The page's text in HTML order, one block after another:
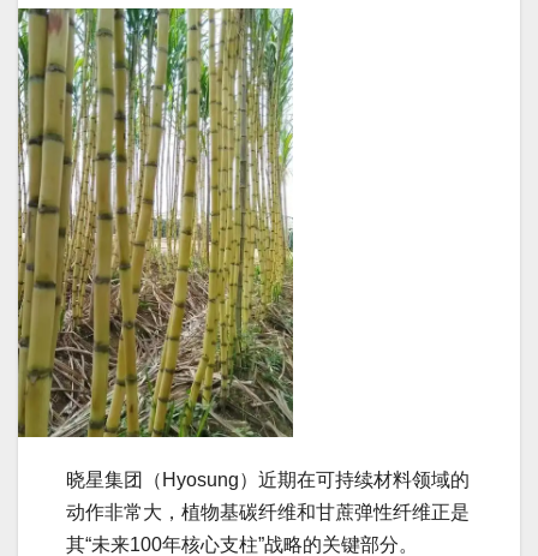
晓星集团（Hyosung）近期在可持续材料领域的
动作非常大，植物基碳纤维和甘蔗弹性纤维正是
其“未来100年核心支柱”战略的关键部分。